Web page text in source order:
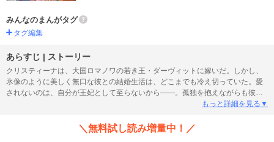
みんなのまんがタグ
タグ編集
あらすじ | ストーリー
クリスティーナは、大国ロマノワの若き王・ダーヴィットに嫁いだ。しかし、
氷像のように美しく無口な彼との結婚生活は、どこまでも冷え切っていた。愛
されないのは、自分が王妃として至らないから――。孤独を抱えながらも彼を
想い続けたクリスティーナは、ある日、ダーヴィットが何者かに命を狙われた
――はずだった。目を覚ますと、そこは彼と婚約する前の世界。二度目の人生
もっと詳細を見る▼
＼無料試し読み増量中！／